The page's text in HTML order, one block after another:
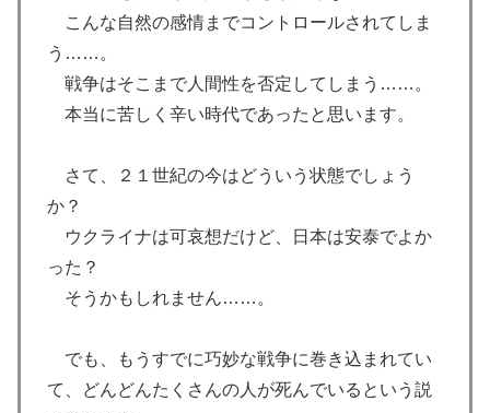
こんな自然の感情までコントロールされてしま
う……。
戦争はそこまで人間性を否定してしまう……。
本当に苦しく辛い時代であったと思います。
さて、２１世紀の今はどういう状態でしょう
か？
ウクライナは可哀想だけど、日本は安泰でよか
った？
そうかもしれません……。
でも、もうすでに巧妙な戦争に巻き込まれてい
て、どんどんたくさんの人が死んでいるという説